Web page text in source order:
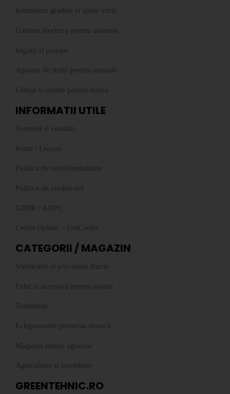
Intretinere gradini si spatii verzi
Garduri electrice pentru animale
Irigatii si pompe
Aparate de muls pentru animale
Utilaje si unelte pentru ferma
INFORMATII UTILE
Termeni si conditii
Retur Livrare
Politica de confidentialitate
Politica de cookie-uri
GDPR ANPC
Credit Online – UniCredit
CATEGORII / MAGAZIN
Vinificatie si procesare fructe
Folie si accesorii pentru solarii
Zootehnie
Echipamente protectia muncii
Magazin utilaje agricole
Agricultura si zootehnie
GREENTEHNIC.RO